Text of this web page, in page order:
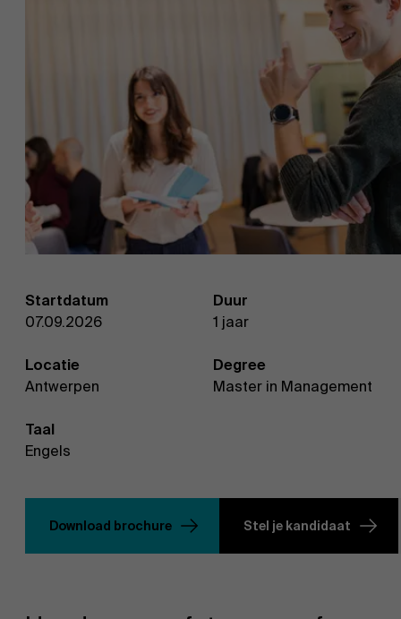
EN
Startdatum
07.09.2026
Duur
1 jaar
Locatie
Antwerpen
Degree
Master in Management
Taal
Engels
Download brochure Stel je kandidaat